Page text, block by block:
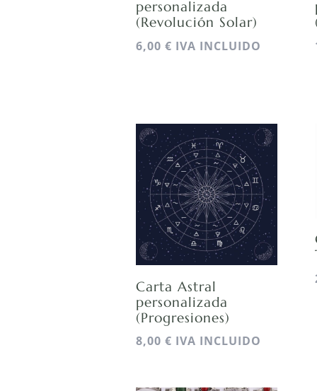
personalizada
(Revolución Solar)
6,00 € IVA INCLUIDO
Carta Astral
personalizada
(Progresiones)
8,00 € IVA INCLUIDO